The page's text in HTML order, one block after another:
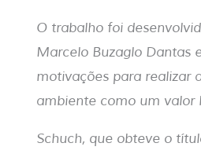
O trabalho foi
Marcelo Buzaglo Dantas
motivações para realizar
ambiente como um valor
Schuch, que obteve o